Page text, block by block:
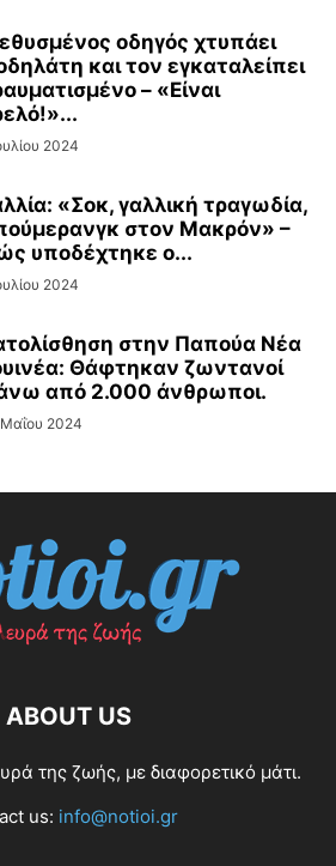
οδηγός χτυπάει
και τον εγκαταλείπει
– «Είναι
2024
«Σοκ, γαλλική τραγωδία,
στον Μακρόν» –
υποδέχτηκε ο...
2024
στην Παπούα Νέα
Θάφτηκαν ζωντανοί
από 2.000 άνθρωποι.
2024
ABOUT US
της ζωής, με διαφορετικό μάτι.
us: info@notioi.gr